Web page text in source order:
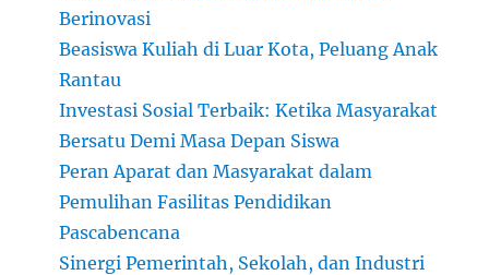
Berinovasi
Beasiswa Kuliah di Luar Kota, Peluang Anak
Rantau
Investasi Sosial Terbaik: Ketika Masyarakat
Bersatu Demi Masa Depan Siswa
Peran Aparat dan Masyarakat dalam
Pemulihan Fasilitas Pendidikan
Pascabencana
Sinergi Pemerintah, Sekolah, dan Industri